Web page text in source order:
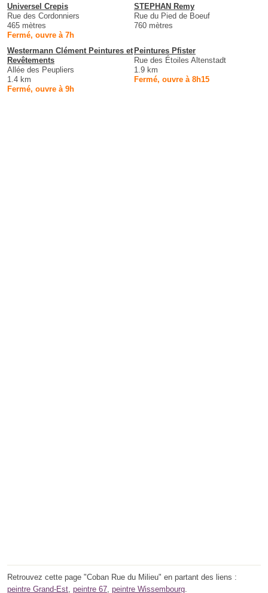
Universel Crepis
Rue des Cordonniers
465 mètres
Fermé, ouvre à 7h
STEPHAN Remy
Rue du Pied de Boeuf
760 mètres
Westermann Clément Peintures et
Revêtements
Allée des Peupliers
1.4 km
Fermé, ouvre à 9h
Peintures Pfister
Rue des Étoiles Altenstadt
1.9 km
Fermé, ouvre à 8h15
Retrouvez cette page "Coban Rue du Milieu" en partant des liens :
peintre Grand-Est, peintre 67, peintre Wissembourg.